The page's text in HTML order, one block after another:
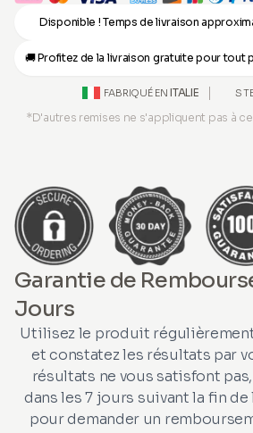
Disponible ! Temps de livraison
🚚 Profitez de la livraison gratuite pour tout
FABRIQUÉ EN ITALIE
*D'autres remises ne s'appliquent pas à
Garantie de
Jours
Utilisez le produit
et constatez les résultats par
résultats ne vous satisfont
dans les 7 jours suivant la fin de
pour demander un